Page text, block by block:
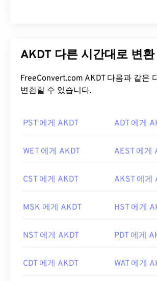
AKDT 다른 시간대로 변환
FreeConvert.com AKDT 다음과 같은
변환할 수 있습니다.
PST 에게 AKDT ADT 에게
WET 에게 AKDT AEST 에게
CST 에게 AKDT AKST 에게
MSK 에게 AKDT HST 에게
NST 에게 AKDT PDT 에게
CDT 에게 AKDT WAT 에게